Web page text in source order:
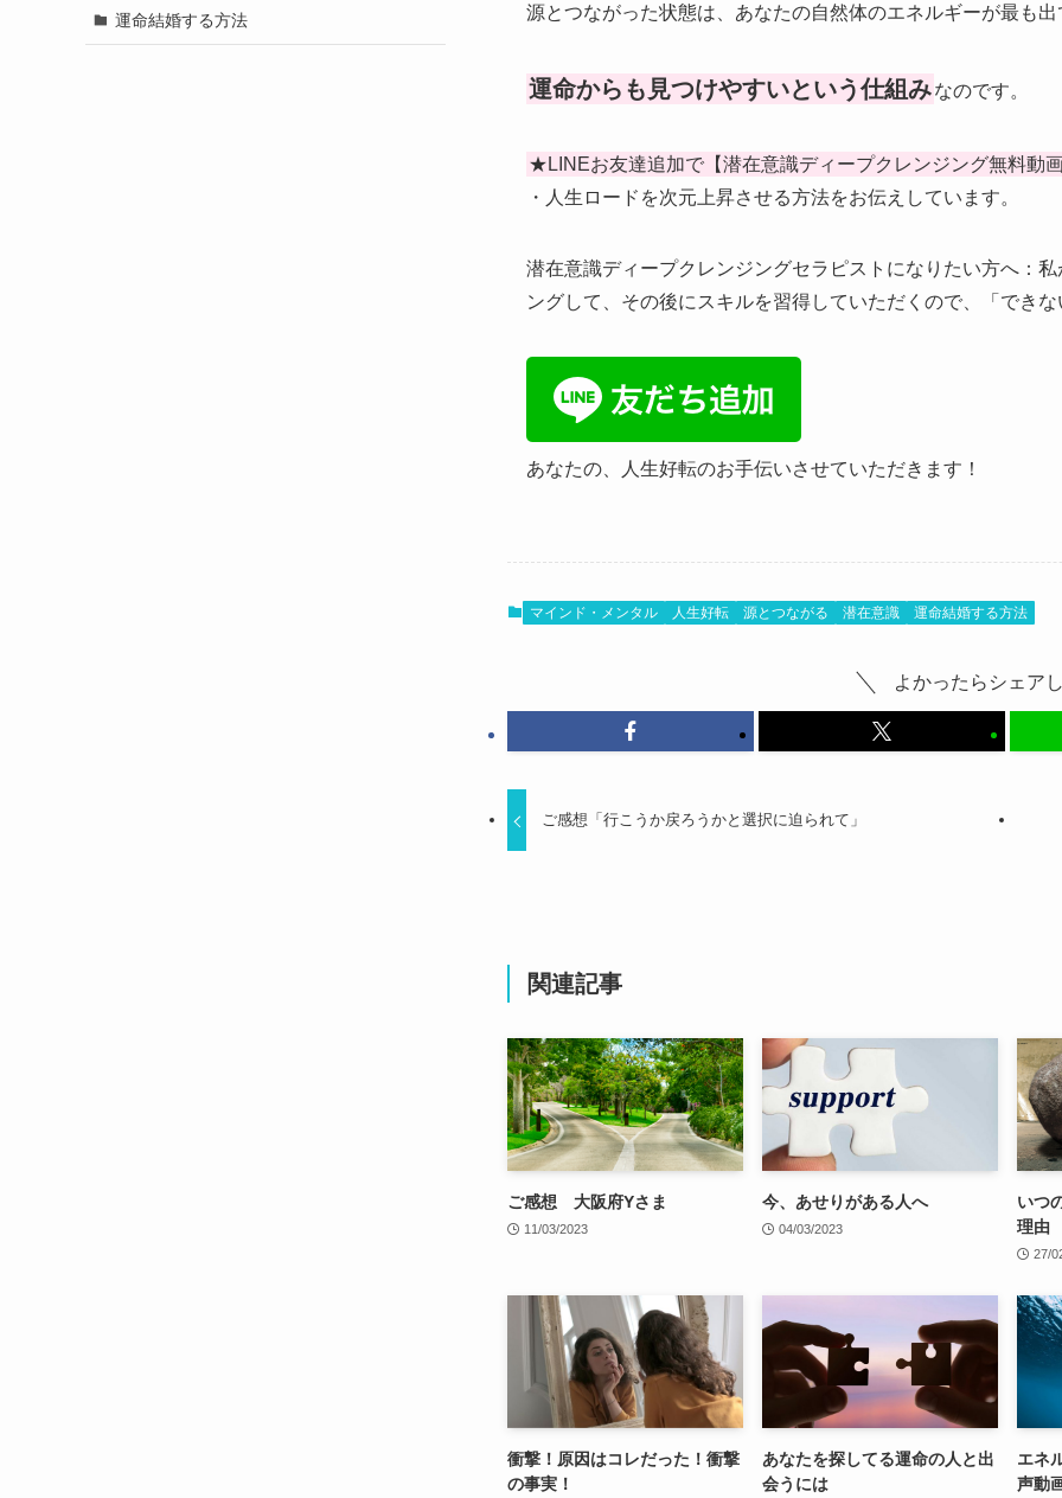
源とつながった状態は、あなたの自然体のエネルギーが最も
運命からも見つけやすいという仕組みなのです。
★LINEお友達追加で【潜在意識ディープクレンジング無料動
・人生ロードを次元上昇させる方法をお伝えしています。
潜在意識ディープクレンジングセラピストになりたい方へ：
ングして、その後にスキルを習得していただくので、「でき
あなたの、人生好転のお手伝いさせていただきます！
マインド・メンタル 人生好転 源とつながる 潜在意識 運命結婚する方法
よかったらシェア
ご感想「行こうか戻ろうかと選択に迫られて」
関連記事
ご感想 大阪府Yさま
11/03/2023
今、あせりがある人へ
04/03/2023
いつ
理由
27/
衝撃！原因はコレだった！衝撃
の事実！
あなたを探してる運命の人と出
会うには
エネ
声動
運命結婚する方法